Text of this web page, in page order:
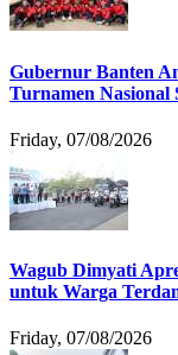
Gubernur Banten
Turnamen Nasional
Friday, 07/08/2026
Wagub Dimyati
untuk Warga
Friday, 07/08/2026